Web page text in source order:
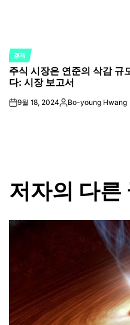
POSTED
IN
경제
주식 시장은 연준의 삭감 규
다: 시장 보고서
on9월 18, 2024Posted
Bo-young Hwang
저자의 다른